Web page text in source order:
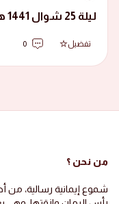
ليلة 25 شوال 1441 هجرية
تفضيل 0
من نحن ؟
شموع إيمانية رسالية، من